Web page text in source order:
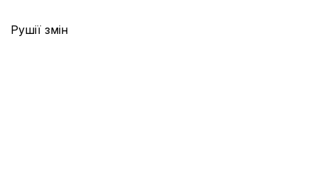
Рушії змін